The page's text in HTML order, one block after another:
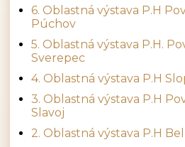
6. Oblastná výstava P.H
Púchov
5. Oblastná výstava P.H.
Sverepec
4. Oblastná výstava P.H
3. Oblastná výstava P.H
Slavoj
2. Oblastná výstava P.H